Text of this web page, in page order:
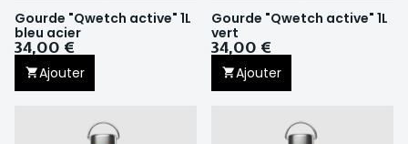
Gourde "Qwetch active" 1L
bleu acier
34,00 €
Ajouter
Gourde "Qwetch active" 1L
vert
34,00 €
Ajouter